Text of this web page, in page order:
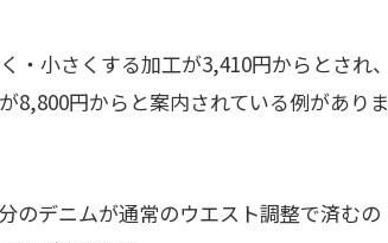
小さくする加工が3,410円からとされ、
8,800円からと案内されている例がありま
のデニムが通常のウエスト調整で済むの